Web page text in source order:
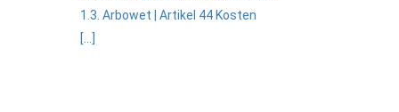
1.3. Arbowet | Artikel 44 Kosten
[...]